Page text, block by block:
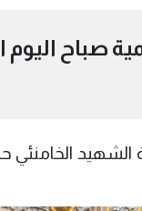
صباح اليوم
الشهيد